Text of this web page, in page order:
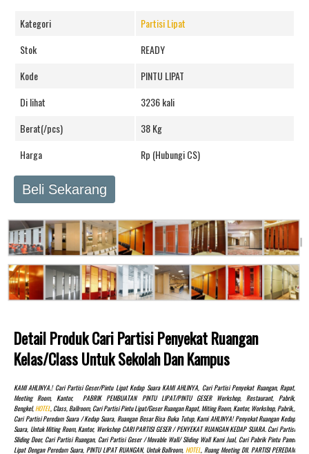
Kategori
Partisi Lipat
Stok
READY
Kode
PINTU LIPAT
Di lihat
3236 kali
Berat(/pcs)
38 Kg
Harga
Rp (Hubungi CS)
Beli Sekarang
Detail Produk Cari Partisi Penyekat Ruangan
Kelas/Class Untuk Sekolah Dan Kampus
KAMI AHLINYA.! Cari Partisi Geser/pintu Lipat Kedap Suara KAMI AHLINYA, Cari Partisi Penyekat Ruangan, Rapat,
Meeting Room, Kantor, PABRIK PEMBUATAN PINTU LIPAT/PINTU GESER Workshop, Restaurant, Pabrik,
Bengkel,HOTEL, Class, Ballroom, Cari Partisi Pintu Lipat/Geser Ruangan Rapat, Miting Room, Kantor, Workshop, Pabrik,,
Cari Partisi Peredam Suara / Kedap Suara, Ruangan Besar Bisa Buka Tutup, Kami AHLINYA! Penyekat Ruangan Kedap
Suara, Untuk Miting Room, Kantor, Workshop CARI PARTISI GESER / PENYEKAT RUANGAN KEDAP SUARA. Cari Partisi
Sliding Door, Cari Partisi Ruangan, Cari Partisi Geser / Movable Wall/ Sliding Wall Kami Jual, Cari Pabrik Pintu Panel
Lipat Dengan Peredam Suara, PINTU LIPAT RUANGAN, Untuk Ballroom,HOTEL, Ruang Meeting Dll. PARTISI PEREDAM